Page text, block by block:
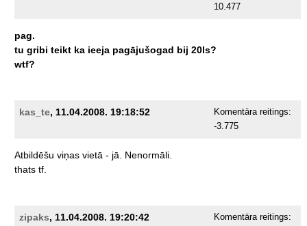
10.477
pag.
tu gribi teikt ka ieeja pagājušogad bij 20ls?
wtf?
kas_te, 11.04.2008. 19:18:52
Komentāra reitings:
-3.775
Atbildēšu viņas vietā - jā.
Nenormāli.
thats tf.
zipaks, 11.04.2008. 19:20:42
Komentāra reitings: